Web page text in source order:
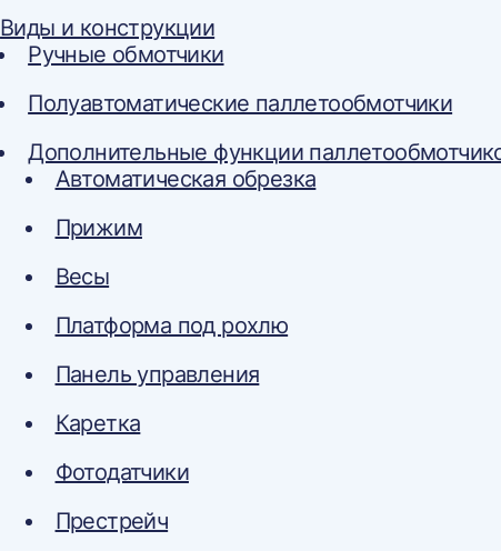
Виды и конструкции
Ручные обмотчики
Полуавтоматические паллетообмотчики
Дополнительные функции
Автоматическая обрезка
Прижим
Весы
Платформа под рохлю
Панель управления
Каретка
Фотодатчики
Престрейч